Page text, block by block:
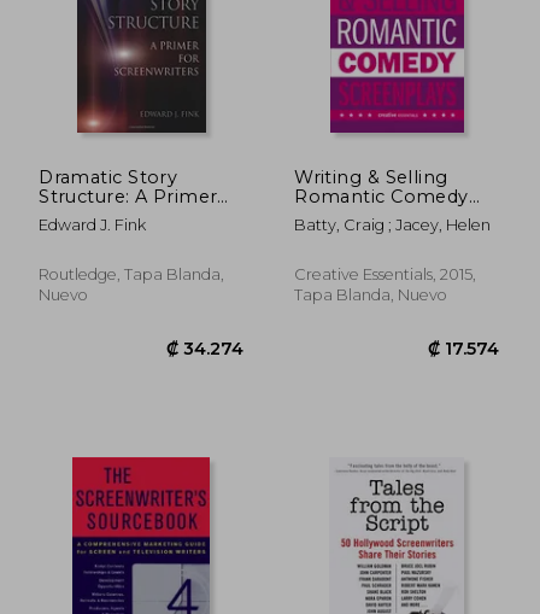
Dramatic Story
Structure: A Primer
for Screenwriters
Edward J. Fink
Routledge, Tapa Blanda,
Nuevo
Writing & Selling
Romantic Comedy
Screenplays (en
Inglés)
Batty, Craig ; Jacey, Helen
Creative Essentials, 2015,
Tapa Blanda, Nuevo